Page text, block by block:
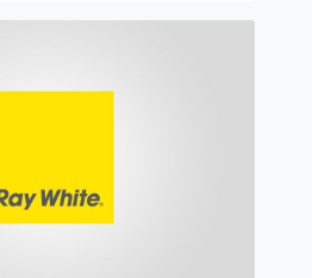
ini menjadi semakin
Brand Award m